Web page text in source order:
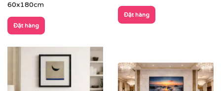
60x180cm
Đặt hàng
Đặt hàng